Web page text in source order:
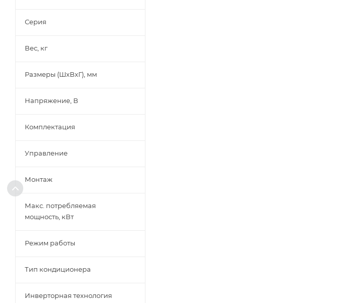
Серия
Вес, кг
Размеры (ШхВхГ), мм
Напряжение, В
Комплектация
Управление
Монтаж
Макс. потребляемая
мощность, кВт
Режим работы
Тип кондиционера
Инверторная технология